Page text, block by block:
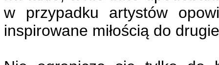
w przypadku artystów
inspirowane miłością do